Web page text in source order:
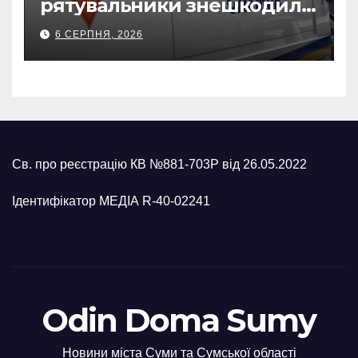
рятувальники знешкодили
500-кілограмову авіабомбу
росіян
6 СЕРПНЯ, 2026
Св. про реєстрацію КВ №881-703Р від 26.05.2022
Ідентифікатор МЕДІА R-40-02241
Odin Doma Sumy
Новини міста Суми та Сумської області